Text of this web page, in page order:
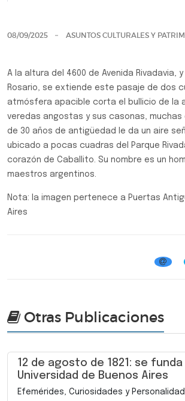
08/09/2025 ASUNTOS CULTURALES Y
A la altura del 4600 de Avenida Rivadavia,
Rosario, se extiende este pasaje de dos
atmósfera apacible corta el bullicio de la
veredas angostas y sus casonas, muchas
de 30 años de antigüedad le da un aire
ubicado a pocas cuadras del Parque
corazón de Caballito. Su nombre es un
maestros argentinos.
Nota: la imagen pertenece a Puertas
Aires
Otras Publicaciones
12 de agosto de 1821: se funda
Universidad de Buenos Aires
Efemérides, Curiosidades y